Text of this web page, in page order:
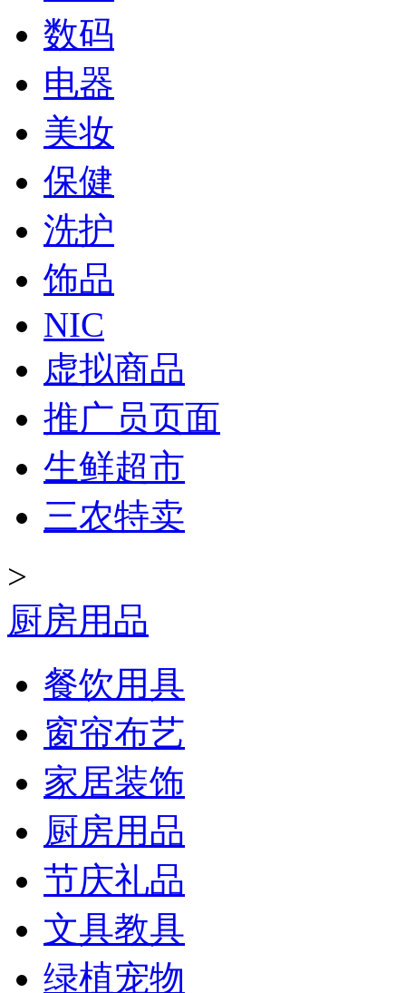
数码
电器
美妆
保健
洗护
饰品
NIC
虚拟商品
推广员页面
生鲜超市
三农特卖
>
厨房用品
餐饮用具
窗帘布艺
家居装饰
厨房用品
节庆礼品
文具教具
绿植宠物